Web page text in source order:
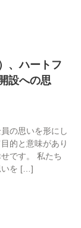
、ハートフ
設への思
の思いを形にし
的と意味があり
です。 私たち
いを […]